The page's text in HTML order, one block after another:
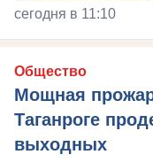
сегодня в 11:10
Общество
Мощная
Таганроге
выходных